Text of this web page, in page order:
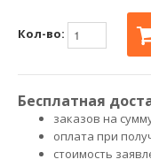
Кол-во:
Бесплатная
заказов на
оплата при
стоимость